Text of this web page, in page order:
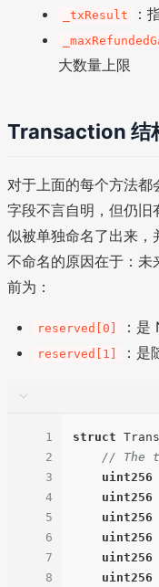
_txResult ：
大数量上限
Transaction 结
对于上面的每个方法
字段不言自明，但仍旧
似被单独命名了出来，
不命名的原因在于：未
前为：
reserved[0] ：
reserved[1] ：是
1
2
3
4
5
6
7
8
struct
// The
uint256
uint256
uint256
uint256
uint256
uint256